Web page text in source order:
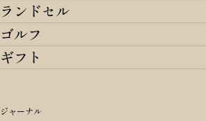
バッグ・財布TOP
すべてを見る
アイテムから選ぶ
リュックサック・デイパック・バックパック
m＋ エムピウ
ランドセル
ランドセルTOP
すべてを見る
オリジナルランドセル
価格から選ぶ
ゴルフ
ゴルフTOP
アイテムから選ぶ
ギフト
シーンから探す
ジャーナル